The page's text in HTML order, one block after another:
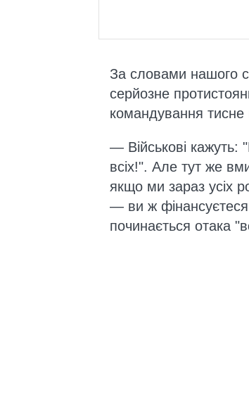
За словами нашого
серйозне
командування тисне
— Військові
всіх!". Але тут же
якщо ми зараз усіх
— ви ж фінансуєтеся
починається отака